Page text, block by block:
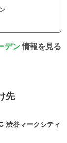
デン情報を見る
先
渋谷マークシティ